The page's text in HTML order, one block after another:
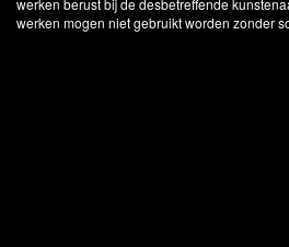
werken berust bij de desbetreffende
werken mogen niet gebruikt worden zonder